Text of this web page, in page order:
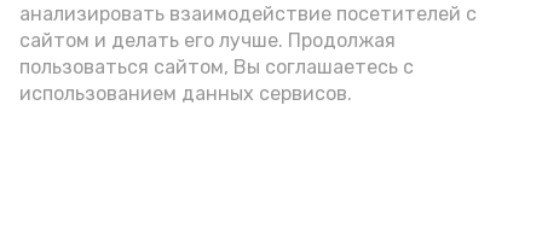
анализировать взаимодействие посетителей с
сайтом и делать его лучше. Продолжая
пользоваться сайтом, Вы соглашаетесь с
использованием данных сервисов.